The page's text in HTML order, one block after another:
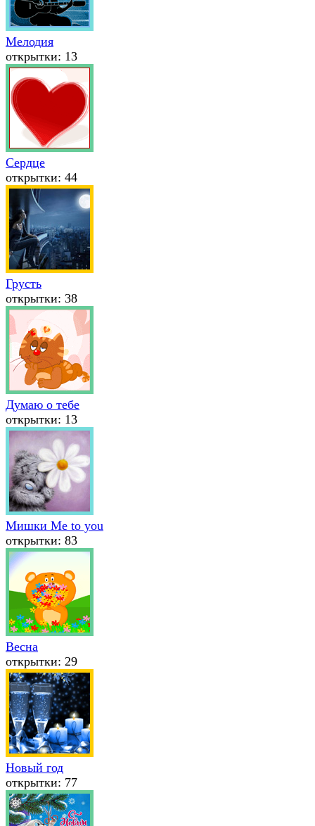
Мелодия
открытки: 13
Сердце
открытки: 44
Грусть
открытки: 38
Думаю о тебе
открытки: 13
Мишки Me to you
открытки: 83
Весна
открытки: 29
Новый год
открытки: 77